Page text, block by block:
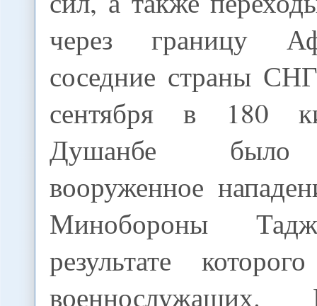
через границу
соседние страны
сентября в 180
Душанбе было
вооруженное
Минобороны
результате